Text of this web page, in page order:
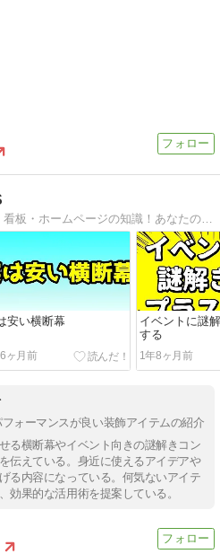
建築士がお伝えする印刷・看板・ホームページの知識！あなたのお店で役立つあっと驚く裏技もご紹介
安い横断幕
ヶ月前
イベントに謎
する
1年8ヶ月前
ォーマンスが良い装飾アイテムの紹介
る横断幕やイベント向きの謎解きコン
伝えている。身近に使えるアイデアや
る内容になっている。何気ないアイテ
効果的な活用術を提案している。